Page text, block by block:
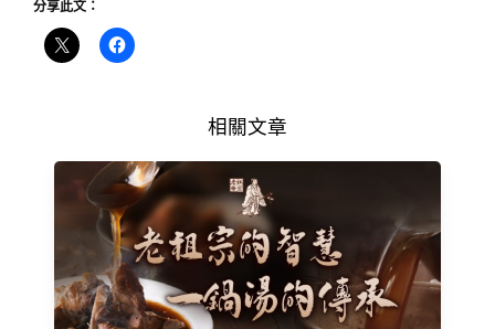
分享此文：
相關文章